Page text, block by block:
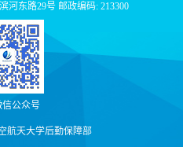
河东路29号 邮政编码: 213300
信公众号
航天大学后勤保障部